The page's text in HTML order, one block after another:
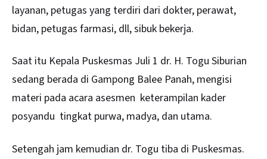
layanan, petugas yang terdiri dari dokter, perawat,
bidan, petugas farmasi, dll, sibuk bekerja.
Saat itu Kepala Puskesmas Juli 1 dr. H. Togu Siburian
sedang berada di Gampong Balee Panah, mengisi
materi pada acara asesmen keterampilan kader
posyandu tingkat purwa, madya, dan utama.
Setengah jam kemudian dr. Togu tiba di Puskesmas.